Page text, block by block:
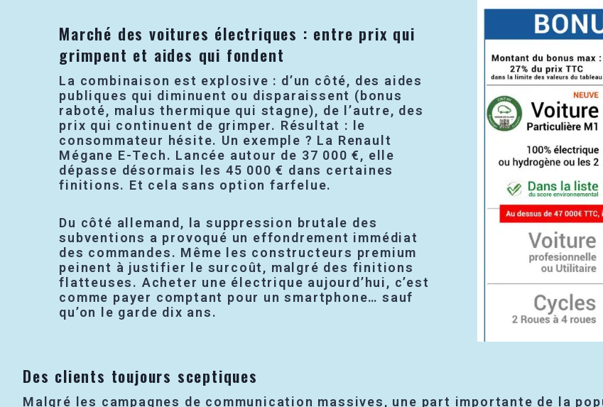
Marché des voitures électriques : entre prix qui
grimpent et aides qui fondent
La combinaison est explosive : d’un côté, des aides
publiques qui diminuent ou disparaissent (bonus
raboté, malus thermique qui stagne), de l’autre, des
prix qui continuent de grimper. Résultat : le
consommateur hésite. Un exemple ? La Renault
Mégane E-Tech. Lancée autour de 37 000 €, elle
dépasse désormais les 45 000 € dans certaines
finitions. Et cela sans option farfelue.
Du côté allemand, la suppression brutale des
subventions a provoqué un effondrement immédiat
des commandes. Même les constructeurs premium
peinent à justifier le surcoût, malgré des finitions
flatteuses. Acheter une électrique aujourd’hui, c’est
comme payer comptant pour un smartphone… sauf
qu’on le garde dix ans.
Des clients toujours sceptiques
Malgré les campagnes de communication massives, une part importante de la